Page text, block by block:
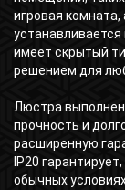
игровая комната,
имеет скрытый
решением для
Люстра
прочность и
расширенную
IP20
обычных